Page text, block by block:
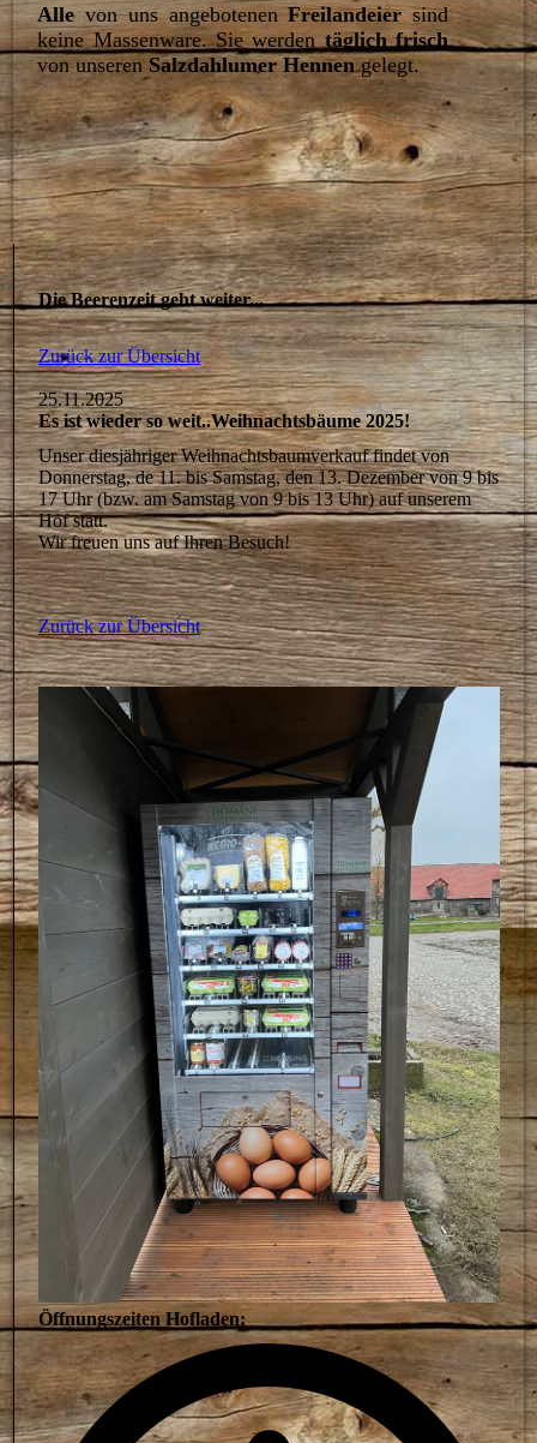
Allevon uns angebotenenFreilandeiersind
keine Massenware. Sie werdentäglich frisch
von unseren Salzdahlumer Hennengelegt.
Die Beerenzeit geht weiter...
Zurück zur Übersicht
25.11.2025
Es ist wieder so weit..Weihnachtsbäume 2025!
Unser diesjähriger Weihnachtsbaumverkauf findet von
Donnerstag, de 11. bis Samstag, den 13. Dezember von 9 bis
17 Uhr (bzw. am Samstag von 9 bis 13 Uhr) auf unserem
Hof statt.
Wir freuen uns auf Ihren Besuch!
Zurück zur Übersicht
Öffnungszeiten Hofladen: